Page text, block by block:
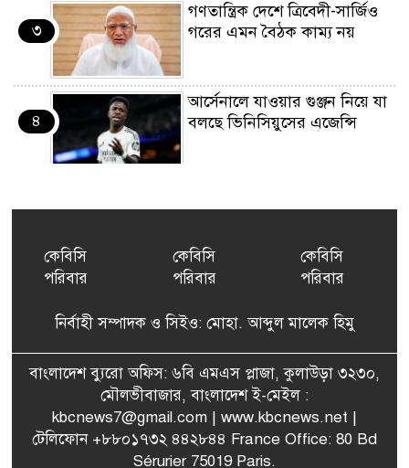
৩
গণতান্ত্রিক দেশে ত্রিবেদী-সার্জিও
গরের এমন বৈঠক কাম্য নয়
৪
আর্সেনালে যাওয়ার গুঞ্জন নিয়ে যা
বলছে ভিনিসিয়ুসের এজেন্সি
৫
যুক্তরাষ্ট্র-জাপানের বিরল পদক্ষেপ
বেনজীরের অন্য দেশের পাসপোর্ট
পরিকল্পনা মন্ত্রণালয়ের স্থায়ী
কমিটি সদস্য হলেন এমপি শকু
মৌলভীবাজারের রাজনগরে
কেবিসি
পরিবার
কেবিসি
পরিবার
কেবিসি
পরিবার
নির্বাহী সম্পাদক ও সিইও: মোহা. আব্দুল মালেক হিমু
বাংলাদেশ ব্যুরো অফিস: ৬বি এমএস প্লাজা, কুলাউড়া ৩২৩০,
মৌলভীবাজার, বাংলাদেশ ই-মেইল :
kbcnews7@gmail.com | www.kbcnews.net |
টেলিফোন +৮৮০১৭৩২ ৪৪২৮৪৪ France Office: 80 Bd
Sérurier 75019 Paris.